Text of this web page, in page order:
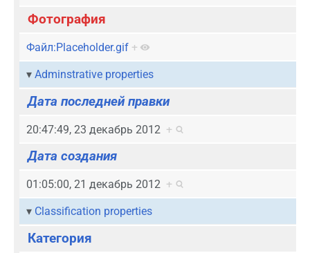
Фотография
Файл:Placeholder.gif +
Adminstrative properties
Дата последней правки
20:47:49, 23 декабрь 2012 +
Дата создания
01:05:00, 21 декабрь 2012 +
Classification properties
Категория